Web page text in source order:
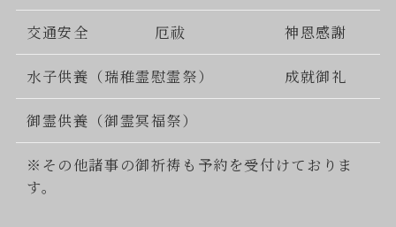
交通安全 厄祓 神恩感謝
水子供養（瑞稚霊慰霊祭） 成就御礼
御霊供養（御霊冥福祭）
※その他諸事の御祈祷も予約を受付けておりま
す。